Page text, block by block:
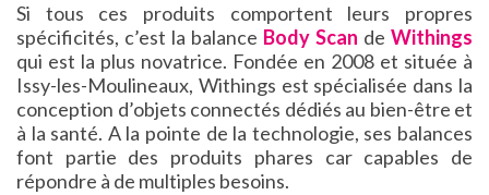
Si tous ces produits comportent leurs propres
spécificités, c’est la balance Body Scan de Withings
qui est la plus novatrice. Fondée en 2008 et située à
Issy-les-Moulineaux, Withings est spécialisée dans la
conception d’objets connectés dédiés au bien-être et
à la santé. A la pointe de la technologie, ses balances
font partie des produits phares car capables de
répondre à de multiples besoins.